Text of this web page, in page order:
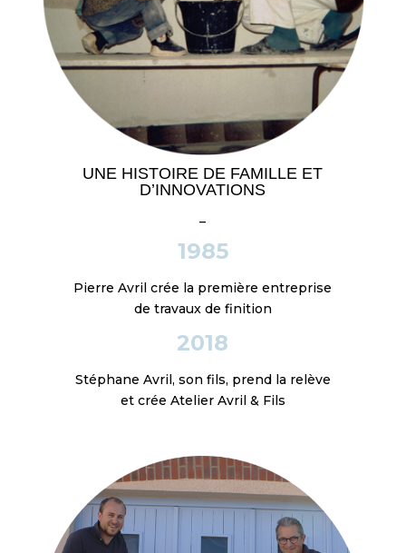
UNE HISTOIRE DE FAMILLE ET
D’INNOVATIONS
1985
Pierre Avril crée la première entreprise
de travaux de finition
2018
Stéphane Avril, son fils, prend la relève
et crée Atelier Avril & Fils